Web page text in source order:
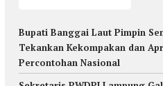
Bupati Banggai Laut Pimpin
Tekankan Kekompakan dan
Percontohan Nasional